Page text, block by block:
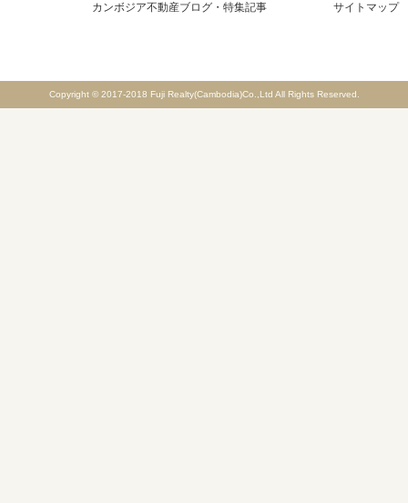
カンボジア不動産ブログ・特集記事
サイトマップ
Copyright © 2017-2018 Fuji Realty(Cambodia)Co.,Ltd All Rights Reserved.